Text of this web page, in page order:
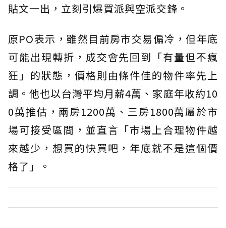
貼文一出，立刻引爆買派與空派交鋒。
原PO表示，雖然目前房市交易偏冷，但年底
可能出現轉折，成交會先回到「有量但不瘋
狂」的狀態，價格則由條件佳的物件率先上
調。他也以台灣平均月薪4萬、家庭年收約10
0萬推估，兩房1200萬、三房1800萬屬於市
場可接受區間，並直言「市場上合理物件越
來越少，想買的快買吧，年底就不是這個價
格了」。